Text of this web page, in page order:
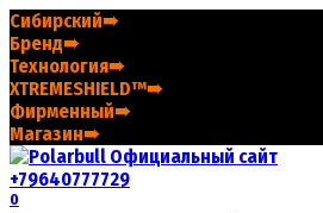
Перейти
к
содержанию
Сибирский➠
Бренд➠
Технология➠
XTREMESHIELD™➠
Фирменный➠
Магазин➠
+79640777729
0